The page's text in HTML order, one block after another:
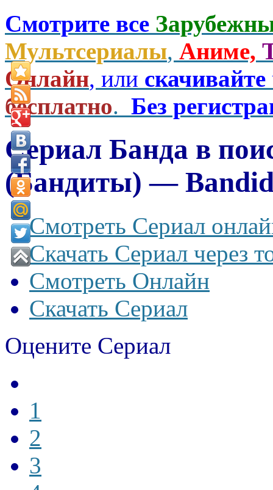
Смотрите все
Мультсериалы, Аниме,
Онлайн, или скачивайте
бесплатно. Без
Сериал Банда в
(Бандиты) —
Смотреть Сериал
Скачать Сериал через
Смотреть Онлайн
Скачать Сериал
Оцените Сериал
1
2
3